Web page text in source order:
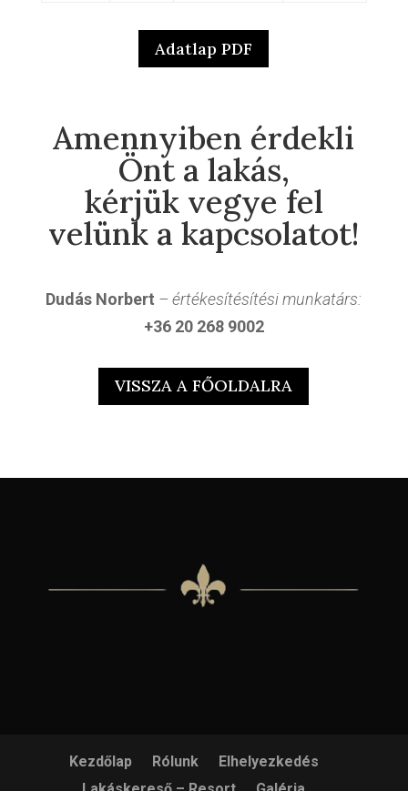
Adatlap PDF
Amennyiben érdekli
Önt a lakás,
kérjük vegye fel
velünk a kapcsolatot!
Dudás Norbert – értékesítésítési munkatárs:
+36 20 268 9002
VISSZA A FŐOLDALRA
Kezdőlap Rólunk
Elhelyezkedés